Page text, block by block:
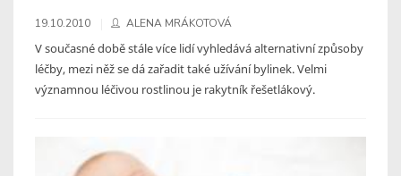
19.10.2010 ALENA MRÁKOTOVÁ
V současné době stále více lidí vyhledává alternativní způsoby
léčby, mezi něž se dá zařadit také užívání bylinek. Velmi
významnou léčivou rostlinou je rakytník řešetlákový.